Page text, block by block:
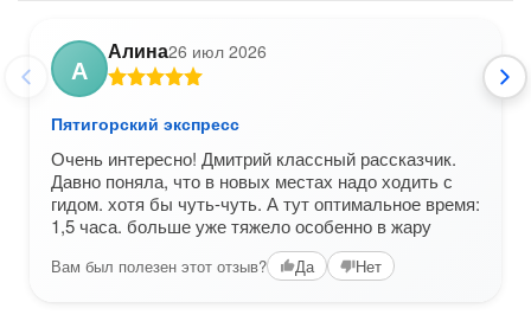
А
Алина26 июл 2026
Пятигорский экспресс
Очень интересно! Дмитрий классный рассказчик.
Давно поняла, что в новых местах надо ходить с
гидом. хотя бы чуть-чуть. А тут оптимальное время:
1,5 часа. больше уже тяжело особенно в жару
Вам был полезен этот отзыв? Да Нет